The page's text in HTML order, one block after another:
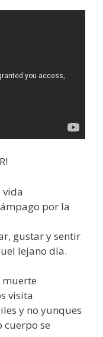
vida
por la
gustar y sentir
lejano día.
muerte
visita
y no yunques
cuerpo se